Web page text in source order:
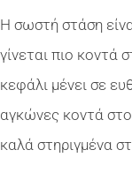
Η σωστή στάση
γίνεται πιο κοντά
κεφάλι μένει σε
αγκώνες κοντά στο
καλά στηριγμένα